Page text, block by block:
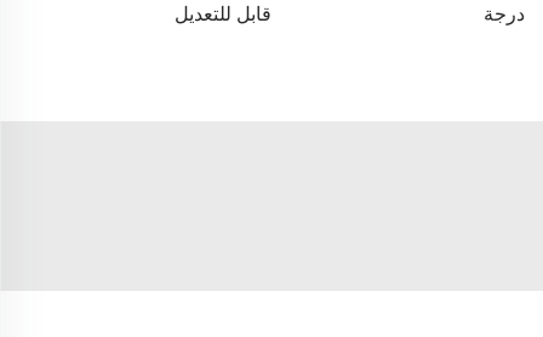
درجة
قابل للتعديل